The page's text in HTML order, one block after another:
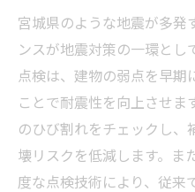
宮城県のような地震が多発
ンスが地震対策の一環とし
点検は、建物の弱点を早期
ことで耐震性を向上させま
のひび割れをチェックし、
壊リスクを低減します。ま
度な点検技術により、従来